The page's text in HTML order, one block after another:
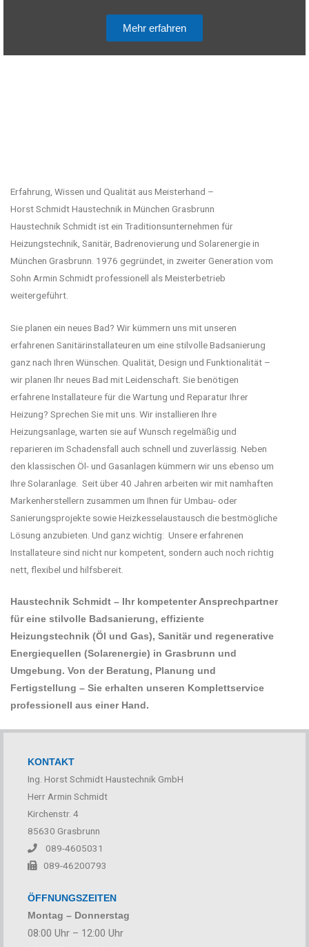
Mehr erfahren
Erfahrung, Wissen und Qualität aus Meisterhand –
Horst Schmidt Haustechnik in München Grasbrunn
Haustechnik Schmidt ist ein Traditionsunternehmen für
Heizungstechnik, Sanitär, Badrenovierung und Solarenergie in
München Grasbrunn. 1976 gegründet, in zweiter Generation vom
Sohn Armin Schmidt professionell als Meisterbetrieb
weitergeführt.
Sie planen ein neues Bad? Wir kümmern uns mit unseren
erfahrenen Sanitärinstallateuren um eine stilvolle Badsanierung
ganz nach Ihren Wünschen. Qualität, Design und Funktionalität –
wir planen Ihr neues Bad mit Leidenschaft. Sie benötigen
erfahrene Installateure für die Wartung und Reparatur Ihrer
Heizung? Sprechen Sie mit uns. Wir installieren Ihre
Heizungsanlage, warten sie auf Wunsch regelmäßig und
reparieren im Schadensfall auch schnell und zuverlässig. Neben
den klassischen Öl- und Gasanlagen kümmern wir uns ebenso um
Ihre Solaranlage. Seit über 40 Jahren arbeiten wir mit namhaften
Markenherstellern zusammen um Ihnen für Umbau- oder
Sanierungsprojekte sowie Heizkesselaustausch die bestmögliche
Lösung anzubieten. Und ganz wichtig: Unsere erfahrenen
Installateure sind nicht nur kompetent, sondern auch noch richtig
nett, flexibel und hilfsbereit.
Haustechnik Schmidt – Ihr kompetenter Ansprechpartner
für eine stilvolle Badsanierung, effiziente
Heizungstechnik (Öl und Gas), Sanitär und regenerative
Energiequellen (Solarenergie) in Grasbrunn und
Umgebung. Von der Beratung, Planung und
Fertigstellung – Sie erhalten unseren Komplettservice
professionell aus einer Hand.
KONTAKT
Ing. Horst Schmidt Haustechnik GmbH
Herr Armin Schmidt
Kirchenstr. 4
85630 Grasbrunn
089-4605031
089-46200793
ÖFFNUNGSZEITEN
Montag – Donnerstag
08:00 Uhr – 12:00 Uhr